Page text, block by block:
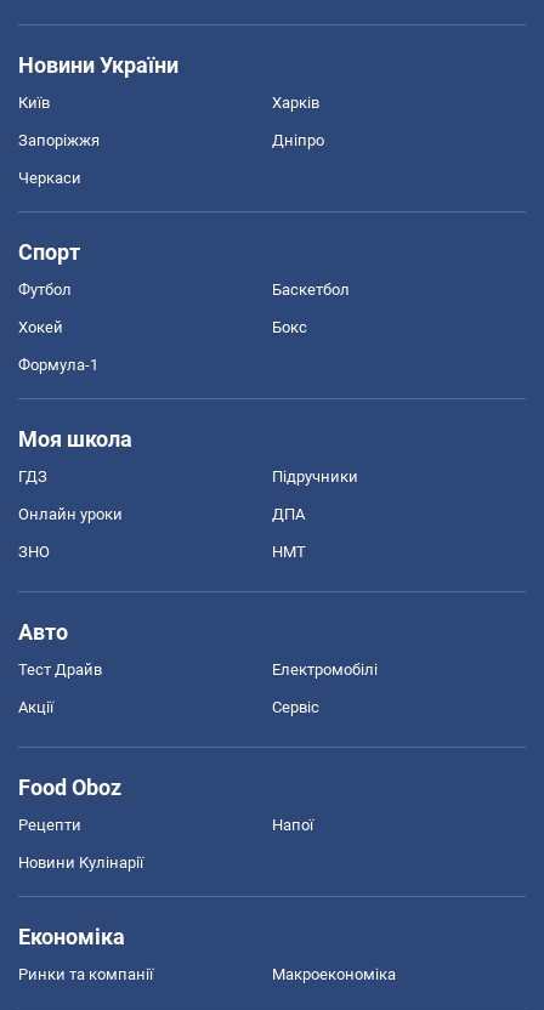
Новини України
Київ Харків
Запоріжжя Дніпро
Черкаси
Спорт
Футбол Баскетбол
Хокей Бокс
Формула-1
Моя школа
ГДЗ Підручники
Онлайн уроки ДПА
ЗНО НМТ
Авто
Тест Драйв Електромобілі
Акції Сервіс
Food Oboz
Рецепти Напої
Новини Кулінарії
Економіка
Ринки та компанії Макроекономіка